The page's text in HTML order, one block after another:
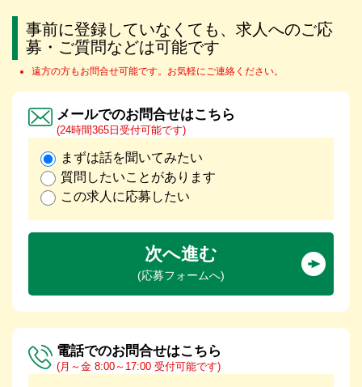
事前に登録していなくても、求人へのご応
募・ご質問などは可能です
遠方の方もお問合せ可能です。お気軽にご連絡ください。
メールでのお問合せはこちら
(24時間365日受付可能です)
まずは話を聞いてみたい
質問したいことがあります
この求人に応募したい
次へ進む
(応募フォームへ)
電話でのお問合せはこちら
(月～金 8:00～17:00 受付可能です)